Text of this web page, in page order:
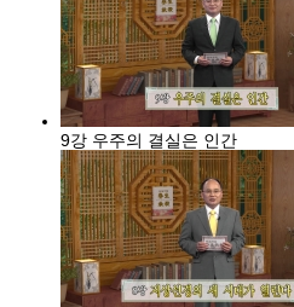
9강 우주의 결실은 인간